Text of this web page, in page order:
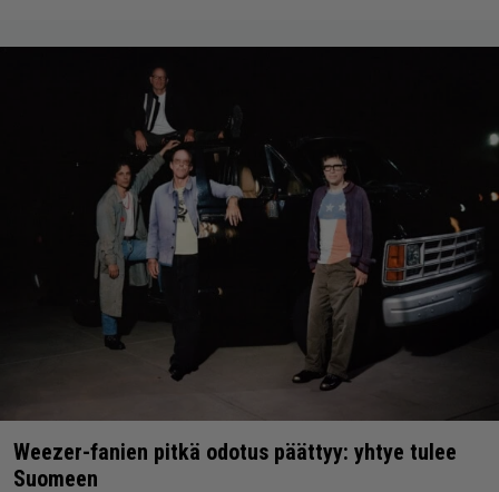
Weezer-fanien pitkä odotus päättyy: yhtye tulee
Suomeen